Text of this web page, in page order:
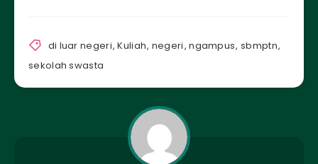
di luar negeri,Kuliah, negeri,ngampus, sbmptn,
sekolah swasta